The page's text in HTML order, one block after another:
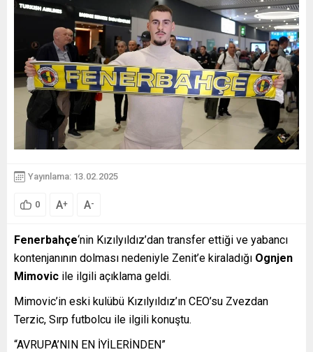
Yayınlama: 13.02.2025
0 A+ A-
Fenerbahçe‘nin Kızılyıldız’dan transfer ettiği ve yabancı
kontenjanının dolması nedeniyle Zenit’e kiraladığı Ognjen
Mimovic ile ilgili açıklama geldi.
Mimovic’in eski kulübü Kızılyıldız’ın CEO’su Zvezdan
Terzic, Sırp futbolcu ile ilgili konuştu.
“AVRUPA’NIN EN İYİLERİNDEN”